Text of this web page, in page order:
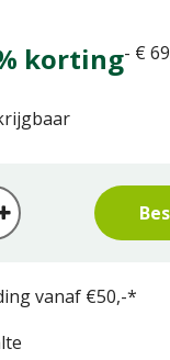
korting- € 69
vanaf €50,-*